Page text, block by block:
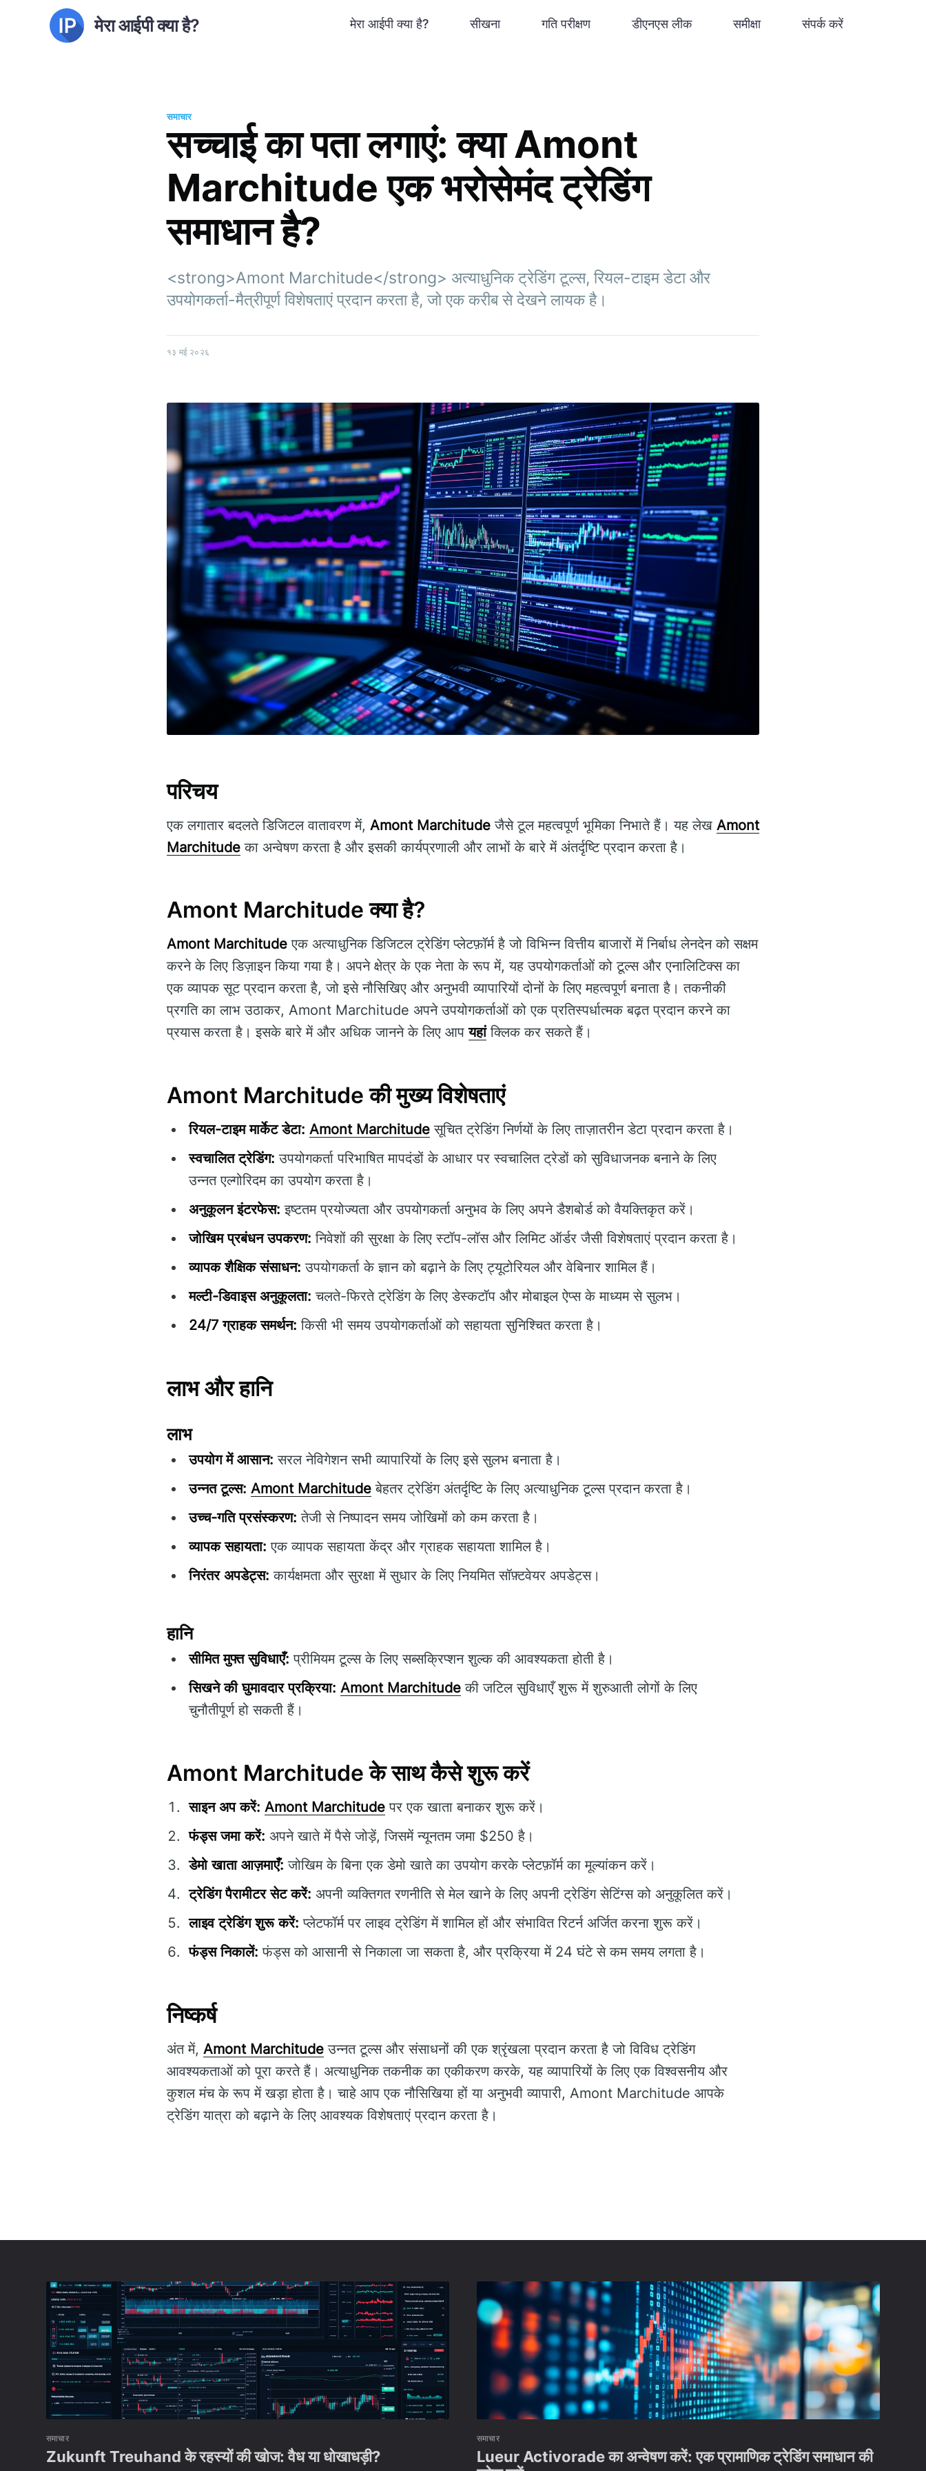
मेरा आईपी क्या है? मेरा आईपी क्या है? सीखना गति परीक्षण डीएनएस लीक समीक्षा संपर्क करें
समाचार
सच्चाई का पता लगाएं: क्या Amont
Marchitude एक भरोसेमंद ट्रेडिंग
समाधान है?
<strong>Amont Marchitude</strong> अत्याधुनिक ट्रेडिंग टूल्स, रियल-टाइम डेटा और
उपयोगकर्ता-मैत्रीपूर्ण विशेषताएं प्रदान करता है, जो एक करीब से देखने लायक है।
१३ मई २०२६
परिचय
एक लगातार बदलते डिजिटल वातावरण में, Amont Marchitude जैसे टूल महत्वपूर्ण भूमिका निभाते हैं। यह लेख Amont
Marchitude का अन्वेषण करता है और इसकी कार्यप्रणाली और लाभों के बारे में अंतर्दृष्टि प्रदान करता है।
Amont Marchitude क्या है?
Amont Marchitude एक अत्याधुनिक डिजिटल ट्रेडिंग प्लेटफ़ॉर्म है जो विभिन्न वित्तीय बाजारों में निर्बाध लेनदेन को सक्षम
करने के लिए डिज़ाइन किया गया है। अपने क्षेत्र के एक नेता के रूप में, यह उपयोगकर्ताओं को टूल्स और एनालिटिक्स का
एक व्यापक सूट प्रदान करता है, जो इसे नौसिखिए और अनुभवी व्यापारियों दोनों के लिए महत्वपूर्ण बनाता है। तकनीकी
प्रगति का लाभ उठाकर, Amont Marchitude अपने उपयोगकर्ताओं को एक प्रतिस्पर्धात्मक बढ़त प्रदान करने का
प्रयास करता है। इसके बारे में और अधिक जानने के लिए आपयहांक्लिक कर सकते हैं।
Amont Marchitude की मुख्य विशेषताएं
रियल-टाइम मार्केट डेटा: Amont Marchitude सूचित ट्रेडिंग निर्णयों के लिए ताज़ातरीन डेटा प्रदान करता है।
स्वचालित ट्रेडिंग: उपयोगकर्ता परिभाषित मापदंडों के आधार पर स्वचालित ट्रेडों को सुविधाजनक बनाने के लिए
उन्नत एल्गोरिदम का उपयोग करता है।
अनुकूलन इंटरफेस: इष्टतम प्रयोज्यता और उपयोगकर्ता अनुभव के लिए अपने डैशबोर्ड को वैयक्तिकृत करें।
जोखिम प्रबंधन उपकरण: निवेशों की सुरक्षा के लिए स्टॉप-लॉस और लिमिट ऑर्डर जैसी विशेषताएं प्रदान करता है।
व्यापक शैक्षिक संसाधन: उपयोगकर्ता के ज्ञान को बढ़ाने के लिए ट्यूटोरियल और वेबिनार शामिल हैं।
मल्टी-डिवाइस अनुकूलता: चलते-फिरते ट्रेडिंग के लिए डेस्कटॉप और मोबाइल ऐप्स के माध्यम से सुलभ।
24/7 ग्राहक समर्थन: किसी भी समय उपयोगकर्ताओं को सहायता सुनिश्चित करता है।
लाभ और हानि
लाभ
उपयोग में आसान: सरल नेविगेशन सभी व्यापारियों के लिए इसे सुलभ बनाता है।
उन्नत टूल्स: Amont Marchitude बेहतर ट्रेडिंग अंतर्दृष्टि के लिए अत्याधुनिक टूल्स प्रदान करता है।
उच्च-गति प्रसंस्करण: तेजी से निष्पादन समय जोखिमों को कम करता है।
व्यापक सहायता: एक व्यापक सहायता केंद्र और ग्राहक सहायता शामिल है।
निरंतर अपडेट्स: कार्यक्षमता और सुरक्षा में सुधार के लिए नियमित सॉफ़्टवेयर अपडेट्स।
हानि
सीमित मुफ्त सुविधाएँ: प्रीमियम टूल्स के लिए सब्सक्रिप्शन शुल्क की आवश्यकता होती है।
सिखने की घुमावदार प्रक्रिया: Amont Marchitude की जटिल सुविधाएँ शुरू में शुरुआती लोगों के लिए
चुनौतीपूर्ण हो सकती हैं।
Amont Marchitude के साथ कैसे शुरू करें
साइन अप करें: Amont Marchitude पर एक खाता बनाकर शुरू करें।
फंड्स जमा करें: अपने खाते में पैसे जोड़ें, जिसमें न्यूनतम जमा $250 है।
डेमो खाता आज़माएँ: जोखिम के बिना एक डेमो खाते का उपयोग करके प्लेटफ़ॉर्म का मूल्यांकन करें।
ट्रेडिंग पैरामीटर सेट करें: अपनी व्यक्तिगत रणनीति से मेल खाने के लिए अपनी ट्रेडिंग सेटिंग्स को अनुकूलित करें।
लाइव ट्रेडिंग शुरू करें: प्लेटफॉर्म पर लाइव ट्रेडिंग में शामिल हों और संभावित रिटर्न अर्जित करना शुरू करें।
फंड्स निकालें: फंड्स को आसानी से निकाला जा सकता है, और प्रक्रिया में 24 घंटे से कम समय लगता है।
निष्कर्ष
अंत में, Amont Marchitude उन्नत टूल्स और संसाधनों की एक श्रृंखला प्रदान करता है जो विविध ट्रेडिंग
आवश्यकताओं को पूरा करते हैं। अत्याधुनिक तकनीक का एकीकरण करके, यह व्यापारियों के लिए एक विश्वसनीय और
कुशल मंच के रूप में खड़ा होता है। चाहे आप एक नौसिखिया हों या अनुभवी व्यापारी, Amont Marchitude आपके
ट्रेडिंग यात्रा को बढ़ाने के लिए आवश्यक विशेषताएं प्रदान करता है।
समाचार
Zukunft Treuhand के रहस्यों की खोज: वैध या धोखाधड़ी?
समाचार
Lueur Activorade का अन्वेषण करें: एक प्रामाणिक ट्रेडिंग समाधान की